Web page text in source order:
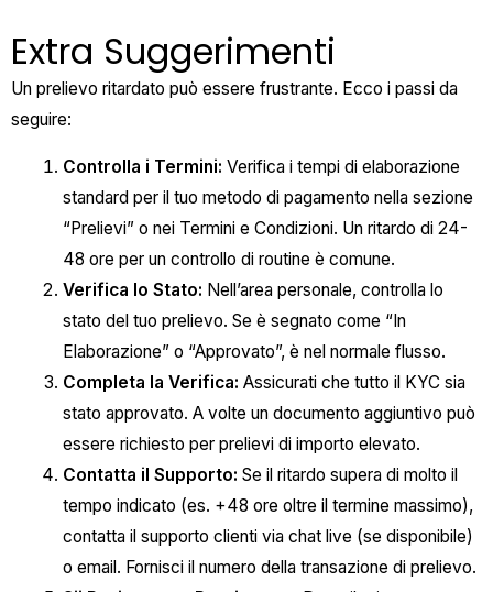
Extra Suggerimenti
Un prelievo ritardato può essere frustrante. Ecco i passi da
seguire:
Controlla i Termini: Verifica i tempi di elaborazione
standard per il tuo metodo di pagamento nella sezione
“Prelievi” o nei Termini e Condizioni. Un ritardo di 24-
48 ore per un controllo di routine è comune.
Verifica lo Stato: Nell’area personale, controlla lo
stato del tuo prelievo. Se è segnato come “In
Elaborazione” o “Approvato”, è nel normale flusso.
Completa la Verifica: Assicurati che tutto il KYC sia
stato approvato. A volte un documento aggiuntivo può
essere richiesto per prelievi di importo elevato.
Contatta il Supporto: Se il ritardo supera di molto il
tempo indicato (es. +48 ore oltre il termine massimo),
contatta il supporto clienti via chat live (se disponibile)
o email. Fornisci il numero della transazione di prelievo.